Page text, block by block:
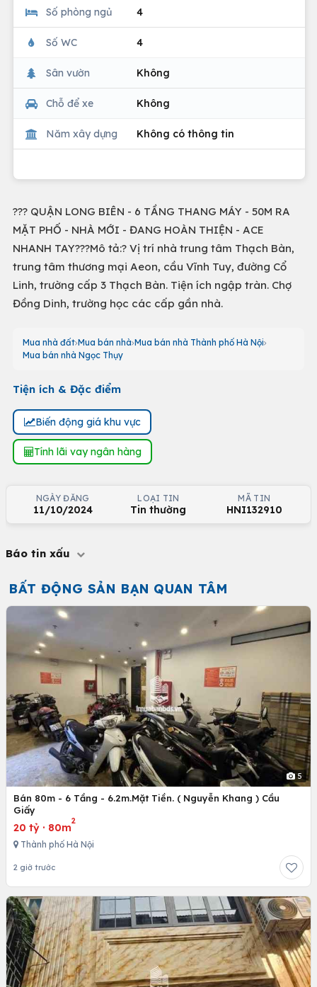
Số phòng ngủ 4
Số WC 4
Sân vườn Không
Chỗ để xe Không
Năm xây dựng Không có thông tin
??? QUẬN LONG BIÊN - 6 TẦNG THANG MÁY - 50M RA
MẶT PHỐ - NHÀ MỚI - ĐANG HOÀN THIỆN - ACE
NHANH TAY???Mô tả:? Vị trí nhà trung tâm Thạch Bàn,
trung tâm thương mại Aeon, cầu Vĩnh Tuy, đường Cổ
Linh, trường cấp 3 Thạch Bàn. Tiện ích ngập tràn. Chợ
Đồng Dinh, trường học các cấp gần nhà.
Mua nhà đất Mua bán nhà Mua bán nhà Thành phố Hà Nội
Mua bán nhà Ngọc Thụy
Tiện ích & Đặc điểm
Biến động giá khu vực
Tính lãi vay ngân hàng
NGÀY ĐĂNG
11/10/2024
LOẠI TIN
Tin thường
MÃ TIN
HNI132910
Báo tin xấu
BẤT ĐỘNG SẢN BẠN QUAN TÂM
5
Bán 80m - 6 Tầng - 6.2m.Mặt Tiền. ( Nguyễn Khang ) Cầu
Giấy
20 tỷ · 80m
2
Thành phố Hà Nội
2 giờ trước